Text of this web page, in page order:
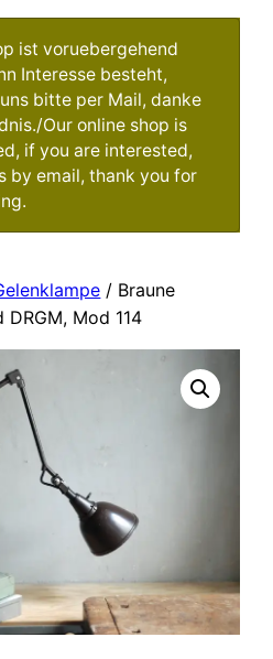
ist voruebergehend
Interesse besteht,
bitte per Mail, danke
Our online shop is
if you are interested,
by email, thank you for
/ Braune
Mod 114